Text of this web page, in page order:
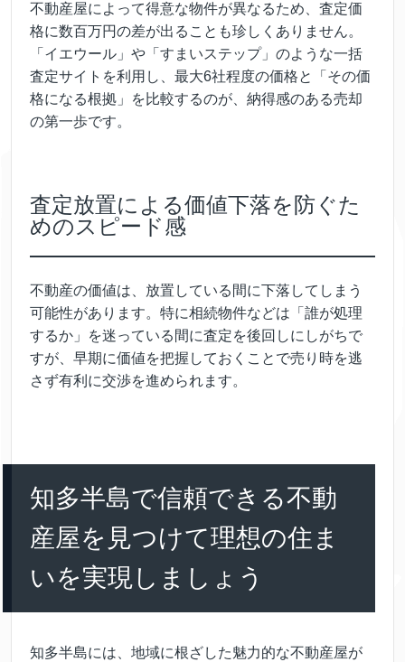
不動産屋によって得意な物件が異なるため、査定価
格に数百万円の差が出ることも珍しくありません。
「イエウール」や「すまいステップ」のような一括
査定サイトを利用し、最大6社程度の価格と「その価
格になる根拠」を比較するのが、納得感のある売却
の第一歩です。
査定放置による価値下落を防ぐた
めのスピード感
不動産の価値は、放置している間に下落してしまう
可能性があります。特に相続物件などは「誰が処理
するか」を迷っている間に査定を後回しにしがちで
すが、早期に価値を把握しておくことで売り時を逃
さず有利に交渉を進められます。
知多半島で信頼できる不動
産屋を見つけて理想の住ま
いを実現しましょう
知多半島には、地域に根ざした魅力的な不動産屋が